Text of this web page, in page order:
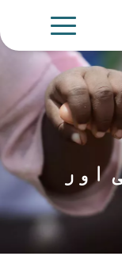
اور